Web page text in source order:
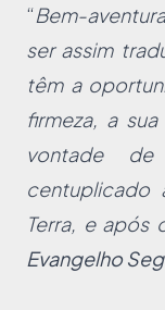
“Bem-
ser assim
têm a
firmeza, a
vontade
centuplicado
Terra, e após
Evangelho